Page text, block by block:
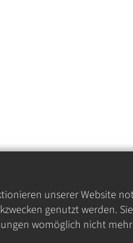
unserer Website
genutzt werden.
womöglich nicht